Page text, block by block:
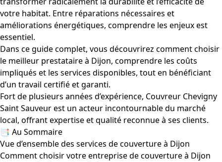
votre habitat. Entre réparations nécessaires et
améliorations énergétiques, comprendre les enjeux est
essentiel.
Dans ce guide complet, vous découvrirez comment choisir
le meilleur prestataire à Dijon, comprendre les coûts
impliqués et les services disponibles, tout en bénéficiant
d’un travail certifié et garanti.
Fort de plusieurs années d’expérience, Couvreur Chevigny
Saint Sauveur est un acteur incontournable du marché
local, offrant expertise et qualité reconnue à ses clients.
📑 Au Sommaire
Vue d’ensemble des services de couverture à Dijon
Comment choisir votre entreprise de couverture à Dijon